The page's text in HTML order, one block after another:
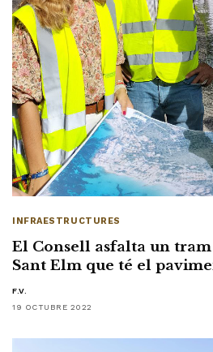
INFRAESTRUCTURES
El Consell asfalta un
Sant Elm que té el
F.V.
19 OCTUBRE 2022